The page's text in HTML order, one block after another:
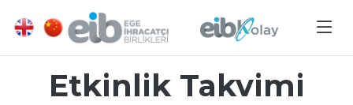
Etkinlik Takvimi